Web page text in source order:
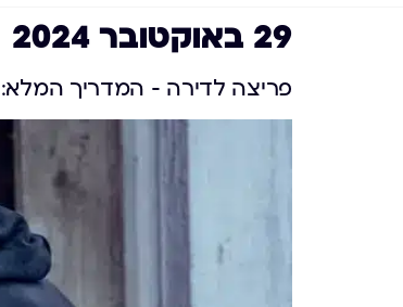
29 באוקטובר 2024
פריצה לדירה – המדריך